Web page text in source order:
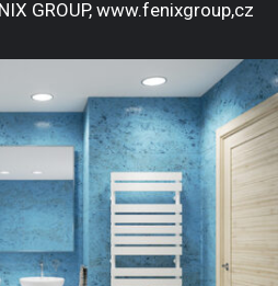
GROUP, www.fenixgroup,cz